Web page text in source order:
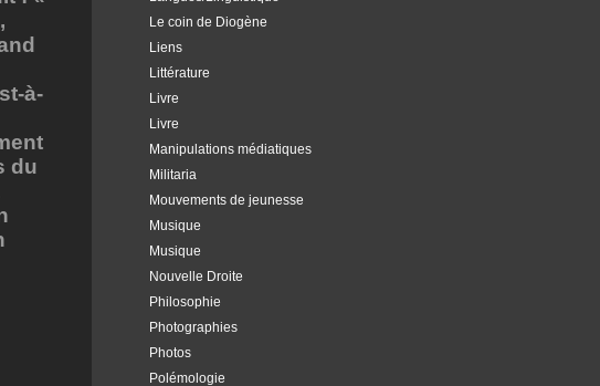
Le coin de Diogène
Liens
Littérature
Livre
Livre
Manipulations médiatiques
Militaria
Mouvements de jeunesse
Musique
Musique
Nouvelle Droite
Philosophie
Photographies
Photos
Polémologie
à-
du